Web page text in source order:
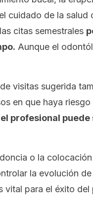
cuidado de la salud
citas semestrales
Aunque el
visitas sugerida
en que haya
el profesional puede
o la
la evolución
vital para el éxito del